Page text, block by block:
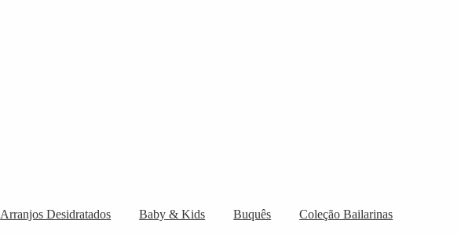
Arranjos Desidratados Baby & Kids Buquês Coleção Bailarinas